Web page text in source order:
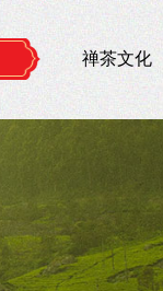
禅茶文化